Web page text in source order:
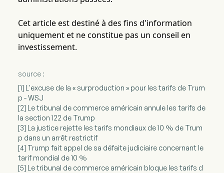
Cet article est destiné à des fins d'information
uniquement et ne constitue pas un conseil en
investissement.
source :
[1] L'excuse de la « surproduction » pour les tarifs de Trum
p - WSJ
[2] Le tribunal de commerce américain annule les tarifs de
la section 122 de Trump
[3] La justice rejette les tarifs mondiaux de 10 % de Trum
p dans un arrêt restrictif
[4] Trump fait appel de sa défaite judiciaire concernant le
tarif mondial de 10 %
[5] Le tribunal de commerce américain bloque les tarifs d